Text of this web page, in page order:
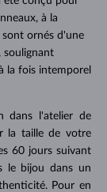
à la
ornés d'une
soulignant
la fois intemporel
dans l'atelier de
la taille de votre
60 jours suivant
le bijou dans un
Pour en